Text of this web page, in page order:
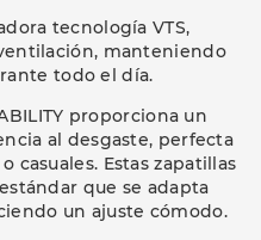
tecnología VTS,
manteniendo
todo el día.
proporciona un
al desgaste, perfecta
casuales. Estas zapatillas
que se adapta
un ajuste cómodo.